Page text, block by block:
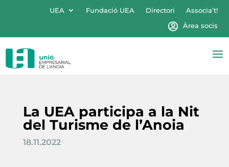
UEA Fundació UEA Directori
Associa’t!
Àrea socis
La UEA participa a la Nit
del Turisme de l’Anoia
18.11.2022